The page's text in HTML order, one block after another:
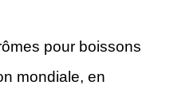
pour boissons
mondiale, en